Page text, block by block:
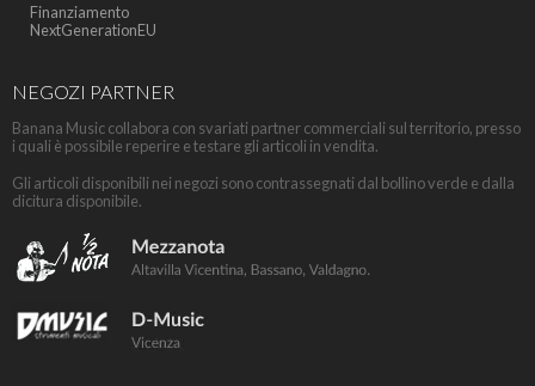
Finanziamento
NextGenerationEU
NEGOZI PARTNER
Banana Music collabora con svariati partner commerciali sul territorio, presso
i quali è possibile reperire e testare gli articoli in vendita.
Gli articoli disponibili nei negozi sono contrassegnati dal bollino verde e dalla
dicitura disponibile.